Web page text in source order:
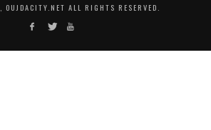
ALL RIGHTS RESERVED.